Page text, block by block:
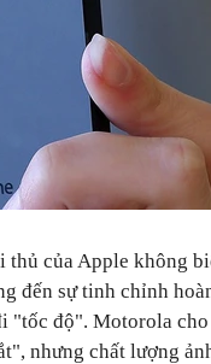
của Apple không
đến sự tinh chỉnh
"tốc độ". Motorola
nhưng chất lượng